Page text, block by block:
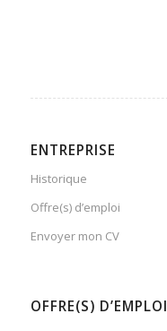
ENTREPRISE
Historique
Offre(s) d’emploi
Envoyer mon CV
OFFRE(S) D’EMPLOI